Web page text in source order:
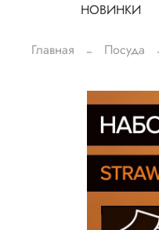
НОВИНКИ
Главная Посуда